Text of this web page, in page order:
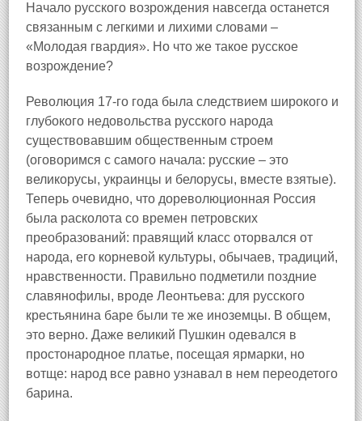
Начало русского возрождения навсегда останется
связанным с легкими и лихими словами –
«Молодая гвардия». Но что же такое русское
возрождение?
Революция 17‑го года была следствием широкого и
глубокого недовольства русского народа
существовавшим общественным строем
(оговоримся с самого начала: русские – это
великорусы, украинцы и белорусы, вместе взятые).
Теперь очевидно, что дореволюционная Россия
была расколота со времен петровских
преобразований: правящий класс оторвался от
народа, его корневой культуры, обычаев, традиций,
нравственности. Правильно подметили поздние
славянофилы, вроде Леонтьева: для русского
крестьянина баре были те же иноземцы. В общем,
это верно. Даже великий Пушкин одевался в
простонародное платье, посещая ярмарки, но
вотще: народ все равно узнавал в нем переодетого
барина.